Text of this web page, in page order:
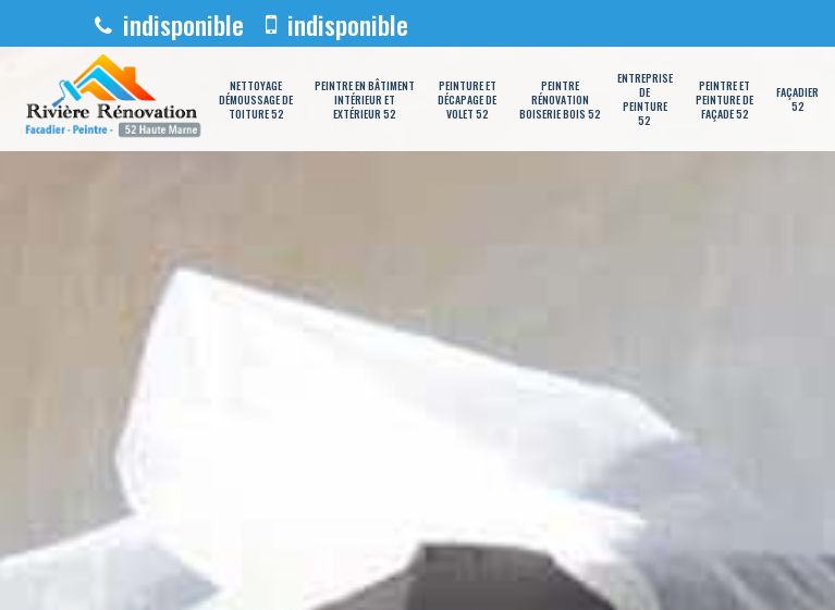
indisponible indisponible
NETTOYAGE
DÉMOUSSAGE DE
TOITURE 52
PEINTRE EN BÂTIMENT
INTÉRIEUR ET
EXTÉRIEUR 52
PEINTURE ET
DÉCAPAGE DE
VOLET 52
PEINTRE
RÉNOVATION
BOISERIE BOIS 52
ENTREPRISE
DE
PEINTURE
52
PEINTRE ET
PEINTURE DE
FAÇADE 52
FAÇADIER
52